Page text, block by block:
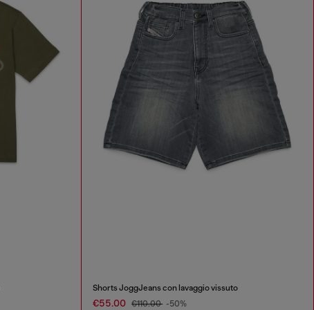
Shorts JoggJeans con lavaggio vissuto
€55.00 €110.00 -50%